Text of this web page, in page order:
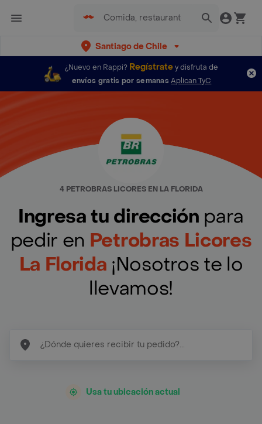
Santiago de Chile
¿Nuevo en Rappi? Regístratey disfruta de
envíos gratis por semanas Aplican TyC
4 PETROBRAS LICORES EN LA FLORIDA
Ingresa tu dirección para
pedir en Petrobras Licores
La Florida ¡Nosotros te lo
llevamos!
Usa tu ubicación actual